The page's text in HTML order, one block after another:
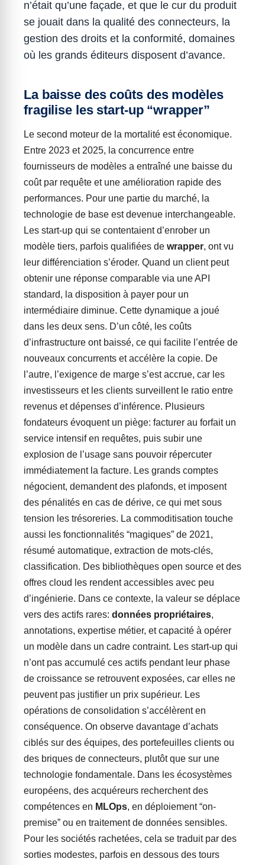
n’était qu’une façade, et que le cur du produit
se jouait dans la qualité des connecteurs, la
gestion des droits et la conformité, domaines
où les grands éditeurs disposent d’avance.
La baisse des coûts des modèles
fragilise les start-up “wrapper”
Le second moteur de la mortalité est économique.
Entre 2023 et 2025, la concurrence entre
fournisseurs de modèles a entraîné une baisse du
coût par requête et une amélioration rapide des
performances. Pour une partie du marché, la
technologie de base est devenue interchangeable.
Les start-up qui se contentaient d’enrober un
modèle tiers, parfois qualifiées de wrapper, ont vu
leur différenciation s’éroder. Quand un client peut
obtenir une réponse comparable via une API
standard, la disposition à payer pour un
intermédiaire diminue. Cette dynamique a joué
dans les deux sens. D’un côté, les coûts
d’infrastructure ont baissé, ce qui facilite l’entrée de
nouveaux concurrents et accélère la copie. De
l’autre, l’exigence de marge s’est accrue, car les
investisseurs et les clients surveillent le ratio entre
revenus et dépenses d’inférence. Plusieurs
fondateurs évoquent un piège: facturer au forfait un
service intensif en requêtes, puis subir une
explosion de l’usage sans pouvoir répercuter
immédiatement la facture. Les grands comptes
négocient, demandent des plafonds, et imposent
des pénalités en cas de dérive, ce qui met sous
tension les trésoreries. La commoditisation touche
aussi les fonctionnalités “magiques” de 2021,
résumé automatique, extraction de mots-clés,
classification. Des bibliothèques open source et des
offres cloud les rendent accessibles avec peu
d’ingénierie. Dans ce contexte, la valeur se déplace
vers des actifs rares: données propriétaires,
annotations, expertise métier, et capacité à opérer
un modèle dans un cadre contraint. Les start-up qui
n’ont pas accumulé ces actifs pendant leur phase
de croissance se retrouvent exposées, car elles ne
peuvent pas justifier un prix supérieur. Les
opérations de consolidation s’accélèrent en
conséquence. On observe davantage d’achats
ciblés sur des équipes, des portefeuilles clients ou
des briques de connecteurs, plutôt que sur une
technologie fondamentale. Dans les écosystèmes
européens, des acquéreurs recherchent des
compétences en MLOps, en déploiement “on-
premise” ou en traitement de données sensibles.
Pour les sociétés rachetées, cela se traduit par des
sorties modestes, parfois en dessous des tours